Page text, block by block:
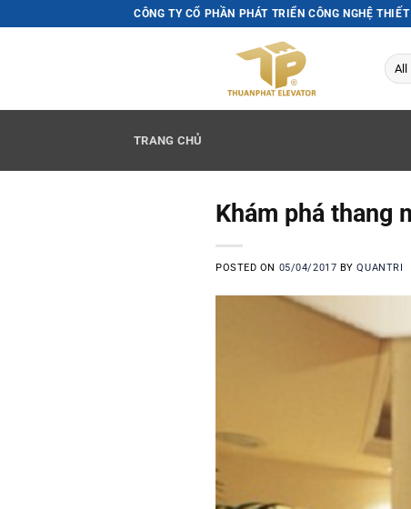
to
CÔNG TY CỔ PHẦN PHÁT TRIỂN CÔNG NGHỆ
TRANG CHỦ
Khám phá thang
POSTED ON 05/04/2017 BYQUANTRI